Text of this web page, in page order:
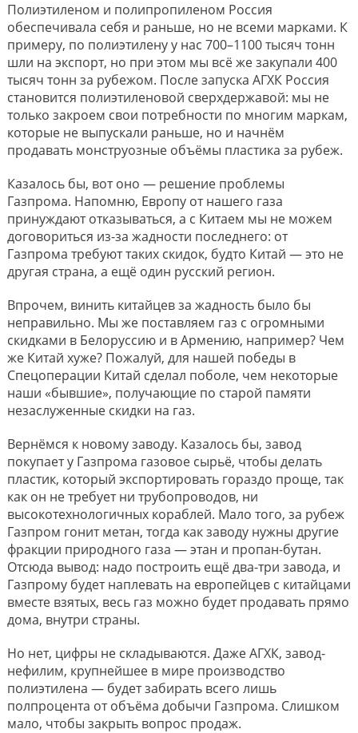
Полиэтиленом и полипропиленом Россия
обеспечивала себя и раньше, но не всеми марками. К
примеру, по полиэтилену у нас 700–1100 тысяч тонн
шли на экспорт, но при этом мы всё же закупали 400
тысяч тонн за рубежом. После запуска АГХК Россия
становится полиэтиленовой сверхдержавой: мы не
только закроем свои потребности по многим маркам,
которые не выпускали раньше, но и начнём
продавать монструозные объёмы пластика за рубеж.
Казалось бы, вот оно — решение проблемы
Газпрома. Напомню, Европу от нашего газа
принуждают отказываться, а с Китаем мы не можем
договориться из-за жадности последнего: от
Газпрома требуют таких скидок, будто Китай — это не
другая страна, а ещё один русский регион.
Впрочем, винить китайцев за жадность было бы
неправильно. Мы же поставляем газ с огромными
скидками в Белоруссию и в Армению, например? Чем
же Китай хуже? Пожалуй, для нашей победы в
Спецоперации Китай сделал поболе, чем некоторые
наши «бывшие», получающие по старой памяти
незаслуженные скидки на газ.
Вернёмся к новому заводу. Казалось бы, завод
покупает у Газпрома газовое сырьё, чтобы делать
пластик, который экспортировать гораздо проще, так
как он не требует ни трубопроводов, ни
высокотехнологичных кораблей. Мало того, за рубеж
Газпром гонит метан, тогда как заводу нужны другие
фракции природного газа — этан и пропан-бутан.
Отсюда вывод: надо построить ещё два-три завода, и
Газпрому будет наплевать на европейцев с китайцами
вместе взятых, весь газ можно будет продавать прямо
дома, внутри страны.
Но нет, цифры не складываются. Даже АГХК, завод-
нефилим, крупнейшее в мире производство
полиэтилена — будет забирать всего лишь
полпроцента от объёма добычи Газпрома. Слишком
мало, чтобы закрыть вопрос продаж.